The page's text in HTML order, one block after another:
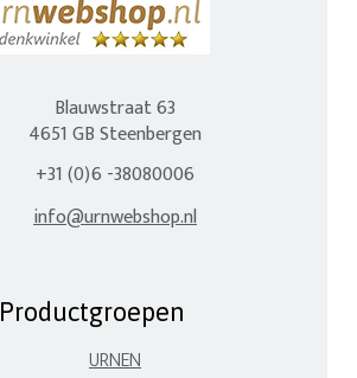
Blauwstraat 63
4651 GB Steenbergen
+31 (0)6 -38080006
info@urnwebshop.nl
Productgroepen
URNEN